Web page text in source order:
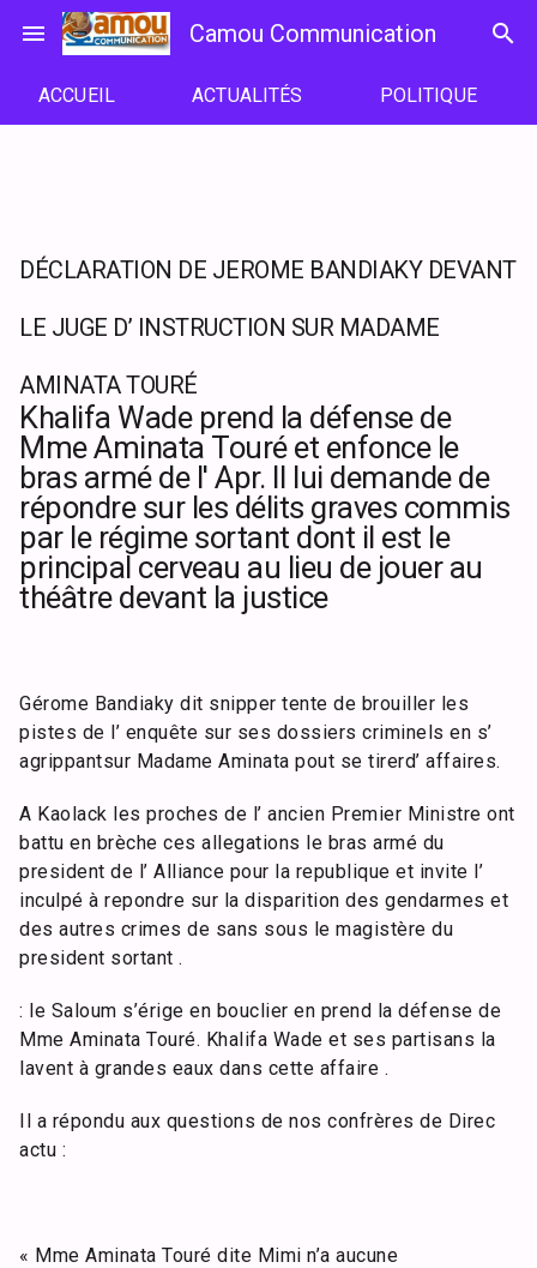
menu Camou Communication search
ACCUEIL ACTUALITÉS POLITIQUE
DÉCLARATION DE JEROME BANDIAKY DEVANT
LE JUGE D’ INSTRUCTION SUR MADAME
AMINATA TOURÉ
Khalifa Wade prend la défense de
Mme Aminata Touré et enfonce le
bras armé de l' Apr. Il lui demande de
répondre sur les délits graves commis
par le régime sortant dont il est le
principal cerveau au lieu de jouer au
théâtre devant la justice
Gérome Bandiaky dit snipper tente de brouiller les
pistes de l’ enquête sur ses dossiers criminels en s’
agrippantsur Madame Aminata pout se tirerd’ affaires.
A Kaolack les proches de l’ ancien Premier Ministre ont
battu en brèche ces allegations le bras armé du
president de l’ Alliance pour la republique et invite l’
inculpé à repondre sur la disparition des gendarmes et
des autres crimes de sans sous le magistère du
president sortant .
: le Saloum s’érige en bouclier en prend la défense de
Mme Aminata Touré. Khalifa Wade et ses partisans la
lavent à grandes eaux dans cette affaire .
Il a répondu aux questions de nos confrères de Direc
actu :
« Mme Aminata Touré dite Mimi n’a aucune